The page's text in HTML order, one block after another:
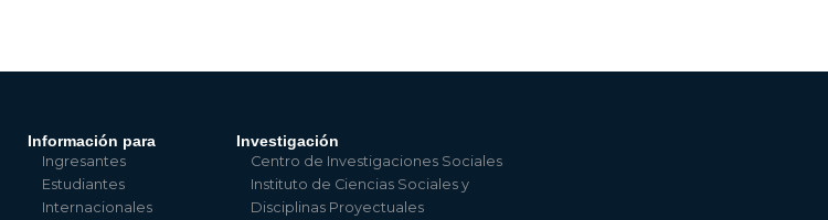
Información para
Ingresantes
Estudiantes
Internacionales
Investigación
Centro de Investigaciones Sociales
Instituto de Ciencias Sociales y
Disciplinas Proyectuales